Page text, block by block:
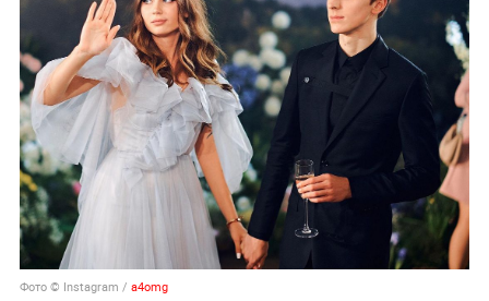
Фото © Instagram / a4omg